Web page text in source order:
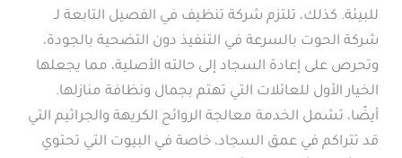
للبيئة. كذلك، تلتزم شركة تنظيف في الفصيل التابعة لـ
شركة الحوت بالسرعة في التنفيذ دون التضحية بالجودة،
وتحرص على إعادة السجاد إلى حالته الأصلية، مما يجعلها
الخيار الأول للعائلات التي تهتم بجمال ونظافة منازلها.
أيضًا، تشمل الخدمة معالجة الروائح الكريهة والجراثيم التي
قد تتراكم في عمق السجاد، خاصة في البيوت التي تحتوي